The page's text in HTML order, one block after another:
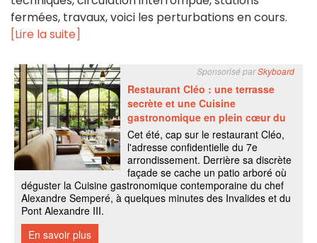
fermées, travaux, voici les perturbations en cours.
[Lire la suite]